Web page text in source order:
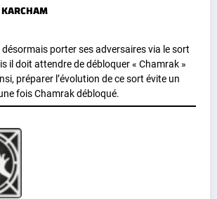
porter ses adversaires via le sort
il doit attendre de débloquer « Chamrak »
préparer l’évolution de ce sort évite un
fois Chamrak débloqué.